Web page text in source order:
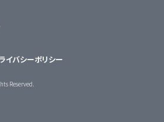
イバシーポリシー
Reserved.